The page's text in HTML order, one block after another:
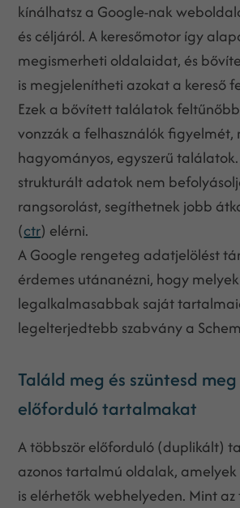
kínálhatsz a Google-nak
és céljáról. A keresőmotor így
megismerheti oldalaidat, és
is megjelenítheti azokat a kereső
Ezek a bővített találatok
vonzzák a felhasználók figyelmét,
hagyományos, egyszerű
strukturált adatok nem
rangsorolást, segíthetnek jobb
(ctr) elérni.
A Google rengeteg adatjelölést
érdemes utánanézni, hogy
legalkalmasabbak saját
legelterjedtebb szabvány a
Találd meg és szüntesd
előforduló tartalmakat
A többször előforduló (duplikált)
azonos tartalmú oldalak, amelyek
is elérhetők webhelyeden. Mint